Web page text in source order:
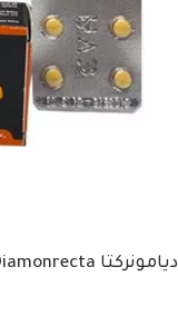
ديامونركتا Diamonrecta